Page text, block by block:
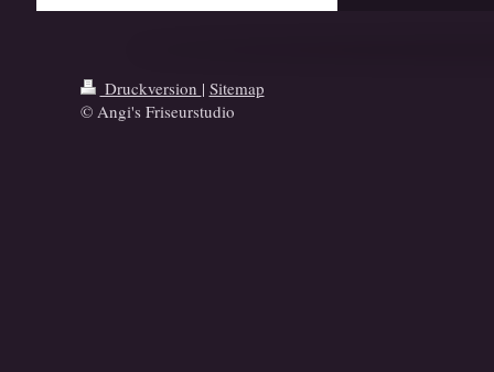
Druckversion | Sitemap
© Angi's Friseurstudio